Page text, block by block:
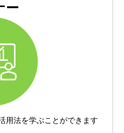
ー
用法を学ぶことができます